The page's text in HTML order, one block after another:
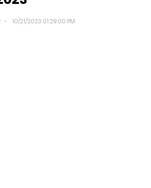
10/21/2023 01:29:00 PM